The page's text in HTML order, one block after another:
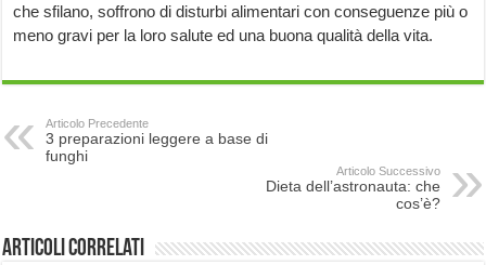
che sfilano, soffrono di disturbi alimentari con conseguenze più o
meno gravi per la loro salute ed una buona qualità della vita.
Articolo Precedente
3 preparazioni leggere a base di
funghi
Articolo Successivo
Dieta dell’astronauta: che
cos’è?
Articoli correlati